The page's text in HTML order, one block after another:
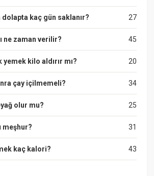
27
kaç gün saklanır?
45
ne zaman verilir?
20
yemek kilo aldırır mı?
34
çay içilmemeli?
25
olur mu?
31
meşhur?
43
kaç kalori?